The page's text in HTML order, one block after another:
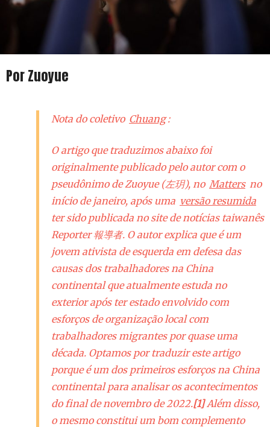
Por Zuoyue
Nota do coletivo Chuang :
O artigo que traduzimos abaixo foi
originalmente publicado pelo autor com o
pseudônimo de Zuoyue (左玥), no Matters no
início de janeiro, após uma versão resumida
ter sido publicada no site de notícias taiwanês
Reporter 報導者. O autor explica que é um
jovem ativista de esquerda em defesa das
causas dos trabalhadores na China
continental que atualmente estuda no
exterior após ter estado envolvido com
esforços de organização local com
trabalhadores migrantes por quase uma
década. Optamos por traduzir este artigo
porque é um dos primeiros esforços na China
continental para analisar os acontecimentos
do final de novembro de 2022.[1]Além disso,
o mesmo constitui um bom complemento